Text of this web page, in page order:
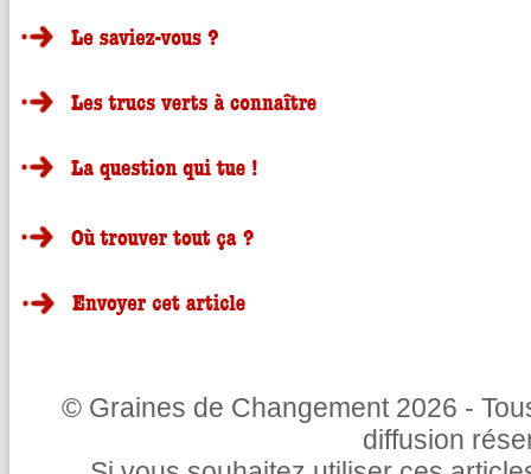
© Graines de Changement 2026 -
diffusion